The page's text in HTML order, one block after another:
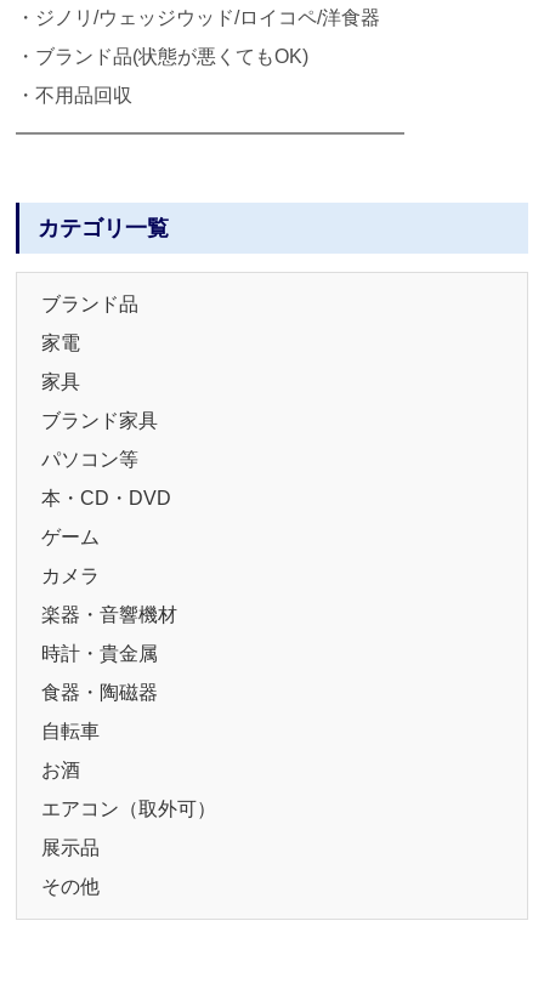
・ジノリ/ウェッジウッド/ロイコペ/洋食器
・ブランド品(状態が悪くてもOK)
・不用品回収
━━━━━━━━━━━━━━━━━━━━
カテゴリ一覧
ブランド品
家電
家具
ブランド家具
パソコン等
本・CD・DVD
ゲーム
カメラ
楽器・音響機材
時計・貴金属
食器・陶磁器
自転車
お酒
エアコン（取外可）
展示品
その他